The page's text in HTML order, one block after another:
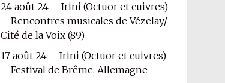
24 août 24 – Irini (Octuor et cuivres)
– Rencontres musicales de Vézelay/
Cité de la Voix (89)
17 août 24 – Irini (Octuor et cuivres)
– Festival de Brême, Allemagne